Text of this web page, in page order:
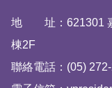
地 址：621301 嘉
棟2F
聯絡電話：(05)